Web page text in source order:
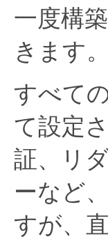
一度構
きます。
すべて
て設定
証、リ
ーなど
すが、